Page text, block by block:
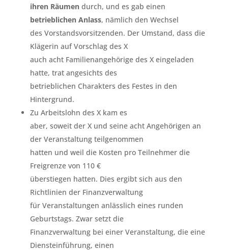
ihren Räumendurch, und es gab einen
betrieblichen Anlass, nämlich den Wechsel
des Vorstandsvorsitzenden. Der Umstand, dass die
Klägerin auf Vorschlag des X
auch acht Familienangehörige des X eingeladen
hatte, trat angesichts des
betrieblichen Charakters des Festes in den
Hintergrund.
Zu Arbeitslohn des X kam es
aber, soweit der X und seine acht Angehörigen an
der Veranstaltung teilgenommen
hatten und weil die Kosten pro Teilnehmer die
Freigrenze von 110 €
überstiegen hatten. Dies ergibt sich aus den
Richtlinien der Finanzverwaltung
für Veranstaltungen anlässlich eines runden
Geburtstags. Zwar setzt die
Finanzverwaltung bei einer Veranstaltung, die eine
Diensteinführung, einen